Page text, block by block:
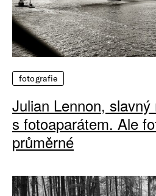
fotografie
Julian Lennon, slavný
s fotoaparátem. Ale
průměrné